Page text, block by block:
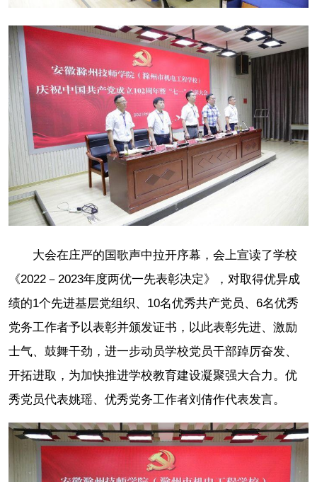
大会在庄严的国歌声中拉开序幕，会上宣读了学校
《2022－2023年度两优一先表彰决定》，对取得优异成
绩的1个先进基层党组织、10名优秀共产党员、6名优秀
党务工作者予以表彰并颁发证书，以此表彰先进、激励
士气、鼓舞干劲，进一步动员学校党员干部踔厉奋发、
开拓进取，为加快推进学校教育建设凝聚强大合力。优
秀党员代表姚瑶、优秀党务工作者刘倩作代表发言。